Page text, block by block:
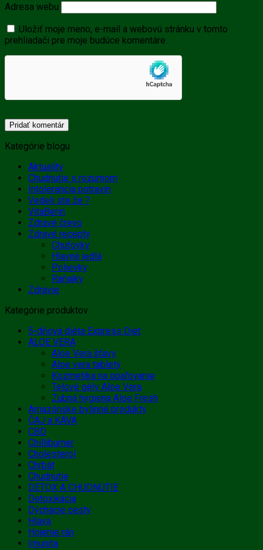
Adresa webu
Uložiť moje meno, e-mail a webovú stránku v tomto
prehliadači pre moje budúce komentáre.
Kategórie blogu
Aktuality
Chudnutie s rozumom
Intolerancia potravín
Vedeli ste že ?
VitaBerin
Zdravé črevo
Zdravé recepty
Chuťovky
Hlavné jedlá
Polievky
Raňajky
Zdravie
Kategórie produktov
5-dňová diéta Express Diet
ALOE VERA
Aloe Vera šťavy
Aloe vera tablety
Kozmetika na opaľovanie
Telové gély Aloe Vera
Zubná hygiena Aloe Fresh
Amazónske bylinné produkty
ČAJ a KÁVA
CBD
Chilliburner
Cholesterol
Chrbát
Chudnutie
DETOX A CHUDNUTIE
Detoxikácia
Dýchacie cesty
Hlava
Hojenie rán
Imunita